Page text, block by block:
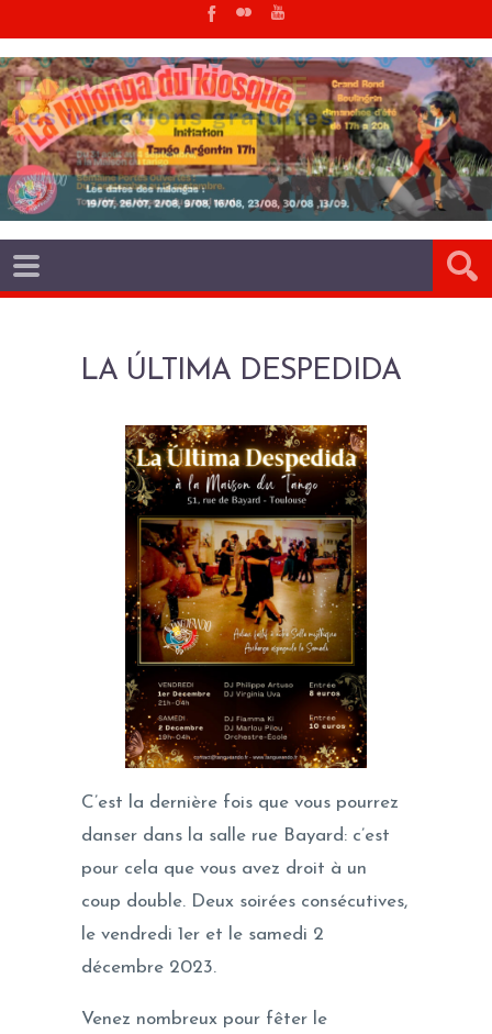
LA ÚLTIMA DESPEDIDA
C’est la dernière fois que vous pourrez
danser dans la salle rue Bayard: c’est
pour cela que vous avez droit à un
coup double. Deux soirées consécutives,
le vendredi 1er et le samedi 2
décembre 2023.
Venez nombreux pour fêter le